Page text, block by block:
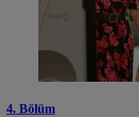
4. Bölüm